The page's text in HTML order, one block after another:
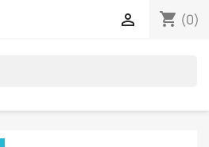
shopping_cart (0)
